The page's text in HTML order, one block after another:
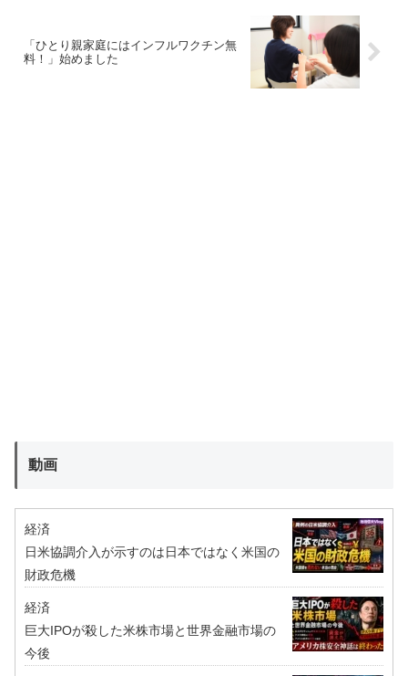
「ひとり親家庭にはインフルワクチン無
料！」始めました
動画
経済
日米協調介入が示すのは日本ではなく米国の
財政危機
経済
巨大IPOが殺した米株市場と世界金融市場の
今後